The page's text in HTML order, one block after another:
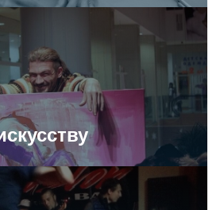
в стену магазина (ФОТО)
сбила на тротуаре 9-
о самой крупной за
менингита в области